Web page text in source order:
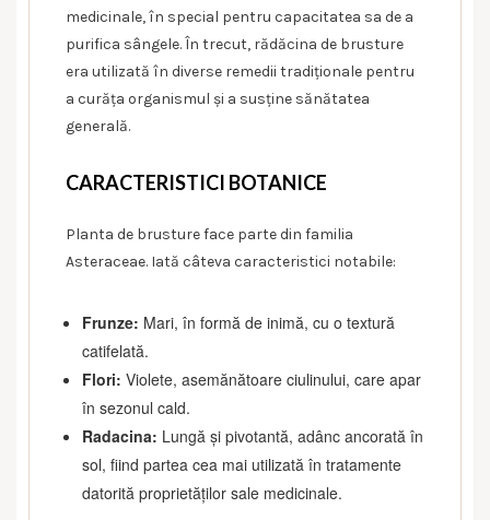
medicinale, în special pentru capacitatea sa de a
purifica sângele. În trecut, rădăcina de brusture
era utilizată în diverse remedii tradiționale pentru
a curăța organismul și a susține sănătatea
generală.
CARACTERISTICI BOTANICE
Planta de brusture face parte din familia
Asteraceae. Iată câteva caracteristici notabile:
Frunze: Mari, în formă de inimă, cu o textură
catifelată.
Flori: Violete, asemănătoare ciulinului, care apar
în sezonul cald.
Radacina: Lungă și pivotantă, adânc ancorată în
sol, fiind partea cea mai utilizată în tratamente
datorită proprietăților sale medicinale.